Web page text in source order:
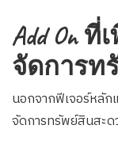
Add On
จัดการท
นอกจากฟีเจอร์หลัก
จัดการทรัพย์สินสะด